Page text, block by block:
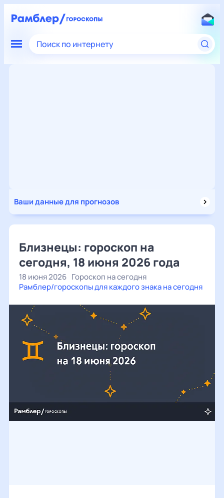
Поиск по интернету
Ваши данные для прогнозов
Близнецы: гороскоп на
сегодня, 18 июня 2026 года
18 июня 2026 Гороскоп на сегодня
Рамблер/гороскопы для каждого знака на сегодня